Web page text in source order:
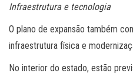
Infraestrutura e tecnologia
O plano de expansão também
infraestrutura física e
No interior do estado, estão